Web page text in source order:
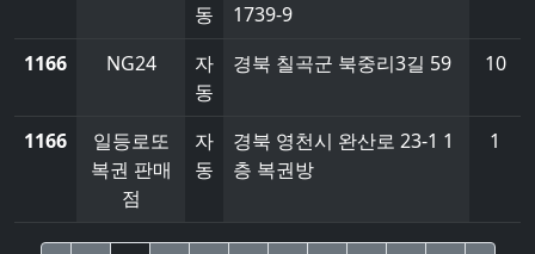
동
1739-9
1166 NG24
자
동
경북 칠곡군 북중리3길 59 10
1166
일등로또
복권 판매
점
자
동
경북 영천시 완산로 23-1 1
층 복권방
1